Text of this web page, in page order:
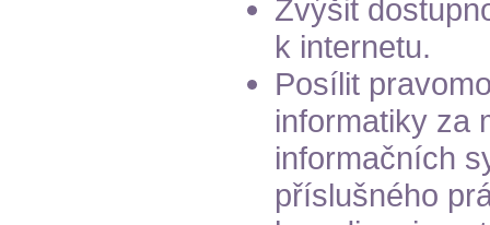
Zvýšit
k internetu.
Posílit
informatiky za
informačních
příslušného